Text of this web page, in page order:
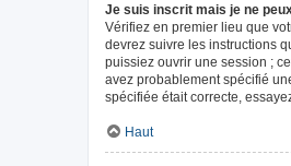
Je suis inscrit mais je ne
Vérifiez en premier lieu que
devrez suivre les instructions
puissiez ouvrir une session ;
avez probablement spécifié
spécifiée était correcte,
Haut